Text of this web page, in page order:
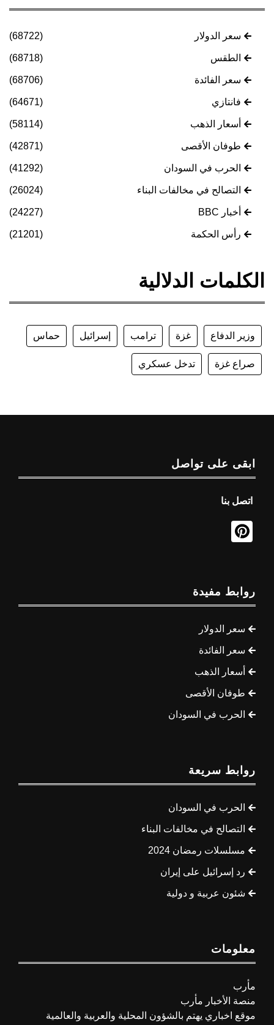
سعر الدولار (68722)
الطقس (68718)
سعر الفائدة (68706)
فانتازي (64671)
أسعار الذهب (58114)
طوفان الأقصى (42871)
الحرب في السودان (41292)
التصالح في مخالفات البناء (26024)
أخبار BBC (24227)
رأس الحكمة (21201)
الكلمات الدلالية
وزير الدفاع غزة ترامب إسرائيل حماس
صراع غزة تدخل عسكري
ابقى على تواصل
اتصل بنا
روابط مفيدة
سعر الدولار
سعر الفائدة
أسعار الذهب
طوفان الأقصى
الحرب في السودان
روابط سريعة
الحرب في السودان
التصالح في مخالفات البناء
مسلسلات رمضان 2024
رد إسرائيل على إيران
شئون عربية و دولية
معلومات
مأرب
منصة الأخبار مأرب
موقع اخباري يهتم بالشؤون المحلية والعربية والعالمية